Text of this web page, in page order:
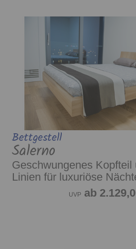
Bettgestell
Salerno
Geschwungenes Kopfteil
Linien für luxuriöse
UVP ab